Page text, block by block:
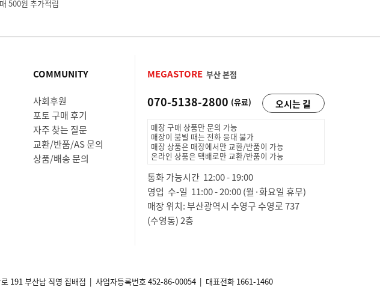
500원 추가적립
COMMUNITY
사회후원
포토 구매 후기
자주 찾는 질문
교환/반품/AS 문의
상품/배송 문의
MEGASTORE 부산 본점
070-5138-2800 (유료) 오시는 길
매장 구매 상품만 문의 가능
매장이 붐빌 때는 전화 응대 불가
매장 상품은 매장에서만 교환/반품이 가능
온라인 상품은 택배로만 교환/반품이 가능
통화 가능시간 12:00 - 19:00
영업 수-일 11:00 - 20:00 (월·화요일 휴무)
매장 위치: 부산광역시 수영구 수영로 737
(수영동) 2층
191 부산남 직영 집배점 | 사업자등록번호452-86-00054 | 대표전화 1661-1460